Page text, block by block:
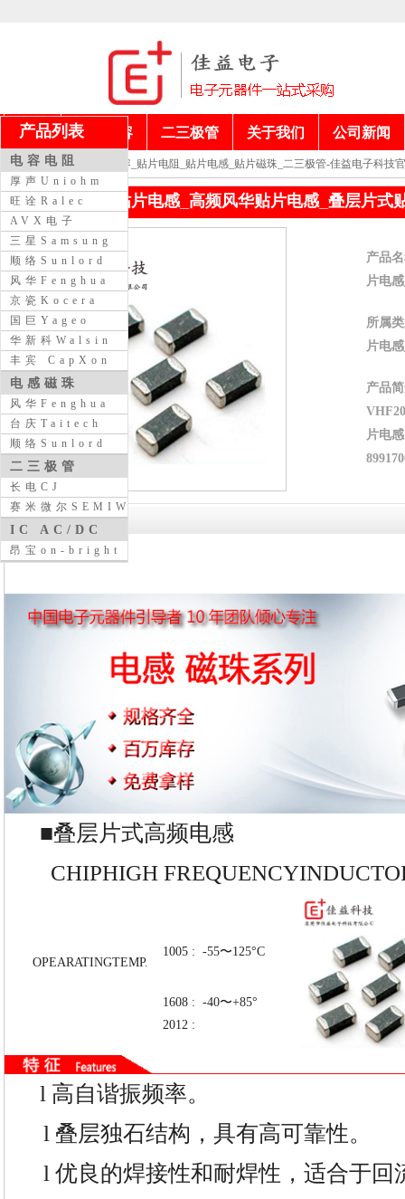
首页 电阻电容 二三极管 关于我们 公司新闻
当前位置： 贴片电容_贴片电阻_贴片电感_贴片磁珠_二三极管-佳益电子科技
风华VHF2012贴片电感_高频风华贴片电感_叠层片式
产品
片电
所属
片电
产品
片电
详细介绍
■叠层片式高频电感
CHIPHIGH
OPEARATINGTEMP.
1005 : -55〜125°C
1608 : -40〜+85°
2012 :
l 高自谐振频率。
l 叠层独石结构，具有高可靠性。
l 优良的焊接性和耐焊性，适合于回
产品列表
电容电阻
厚声Uniohm
旺诠Ralec
AVX电子
三星Samsung
顺络Sunlord
风华Fenghua
京瓷Kocera
国巨Yageo
华新科Walsin
丰宾 CapXon
电感磁珠
风华Fenghua
台庆Taitech
顺络Sunlord
二三极管
长电CJ
赛米微尔SEMIWILL
IC AC/DC
昂宝on-bright